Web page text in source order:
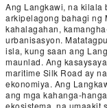
Ang Langkawi, na kilala
arkipelagong bahagi ng
kahalagahan,
urbanisasyon.
isla, kung saan ang
maunlad. Ang
maritime Silk Road ay
ekonomiya. Ang
ang mga kahanga-
ekosistema, na umaakit